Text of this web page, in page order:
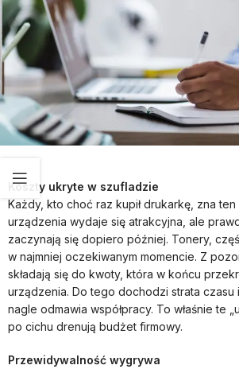
Koszty ukryte w szufladzie
Każdy, kto choć raz kupił drukarkę, zna ten
urządzenia wydaje się atrakcyjna, ale
zaczynają się dopiero później. Tonery,
w najmniej oczekiwanym momencie. Z
składają się do kwoty, która w końcu
urządzenia. Do tego dochodzi strata
nagle odmawia współpracy. To właśnie te
po cichu drenują budżet firmowy.
Przewidywalność wygrywa